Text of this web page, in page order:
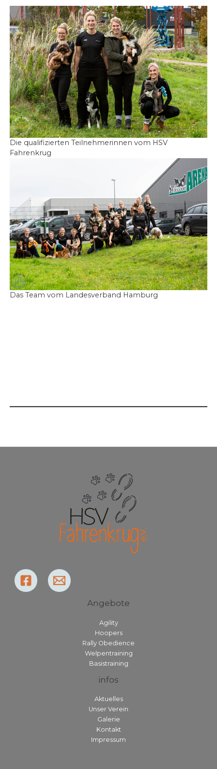
Die qualifizierten Teilnehmerinnen vom HSV
Fahrenkrug
Das Team vom Landesverband Hamburg
Angebote
Agility
Hoopers
Rally Obedience
Welpentraining
Basistraining
infos
Aktuelles
Unser Verein
Galerie
Kontakt
Impressum